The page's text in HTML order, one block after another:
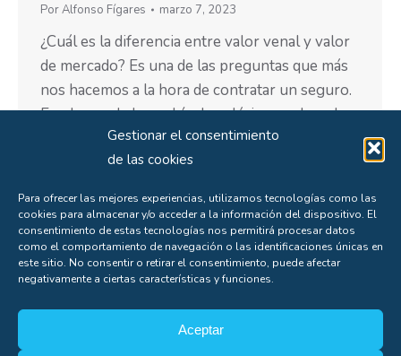
Gestionar el consentimiento
de las cookies
Para ofrecer las mejores experiencias, utilizamos tecnologías como las
cookies para almacenar y/o acceder a la información del dispositivo. El
consentimiento de estas tecnologías nos permitirá procesar datos
como el comportamiento de navegación o las identificaciones únicas en
este sitio. No consentir o retirar el consentimiento, puede afectar
negativamente a ciertas características y funciones.
Aceptar
PorAlfonso Fígares marzo 7, 2023
¿Cuál es la diferencia entre valor venal y valor
de mercado? Es una de las preguntas que más
nos hacemos a la hora de contratar un seguro.
En el caso de los vehículos clásicos, cobra el
doble de sentido. Este concepto es muy
importante entenderlo en el caso de tener un
← 1 … 7 8 9 10
60
→